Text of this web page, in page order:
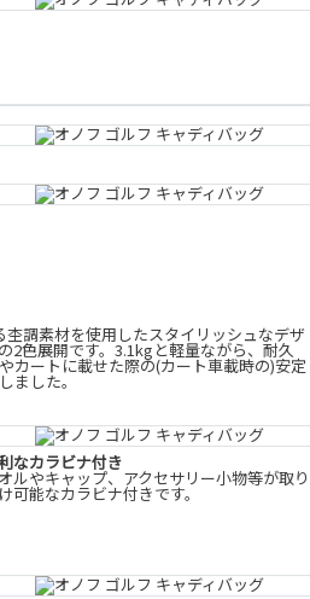
調素材を使用したスタイリッシュなデザ
2色展開です。3.1kgと軽量ながら、耐久
カートに載せた際の(カート車載時の)安定
ました。
なカラビナ付き
ルやキャップ、アクセサリー小物等が取り
可能なカラビナ付きです。